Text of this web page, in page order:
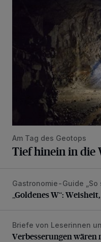
Am Tag des Geotops
Tief hinein in
„Goldenes W“:
Gastronomie-Guide
„Goldenes W“:
Verbesserungen wären
Briefe von Leserinnen
Verbesserungen wären